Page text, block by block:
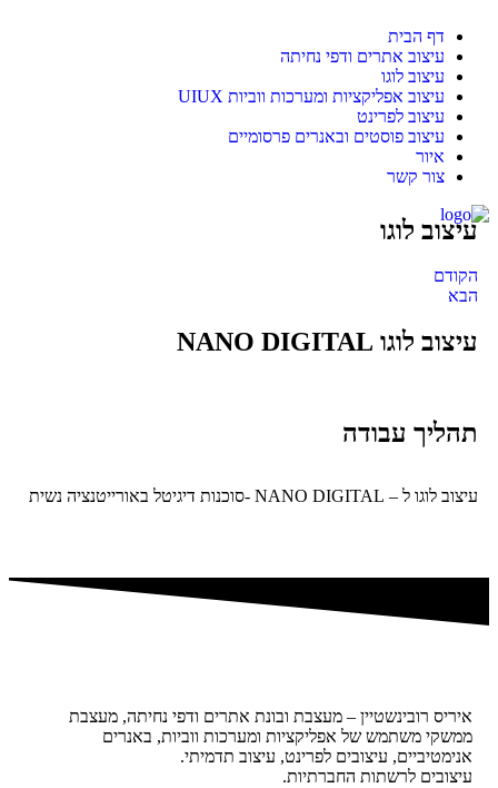
דף הבית
עיצוב אתרים ודפי נחיתה
עיצוב לוגו
עיצוב אפליקציות ומערכות ווביות UIUX​
עיצוב לפרינט
עיצוב פוסטים ובאנרים פרסומיים
איור
צור קשר
עיצוב לוגו
הקודם
הבא
עיצוב לוגו NANO DIGITAL
תהליך עבודה
עיצוב לוגו ל – NANO DIGITAL -סוכנות דיגיטל באורייטנציה נשית
איריס רובינשטיין – מעצבת ובונת אתרים ודפי נחיתה, מעצבת
ממשקי משתמש של אפליקציות ומערכות ווביות, באנרים
אנימטיביים, עיצובים לפרינט, עיצוב תדמיתי.
עיצובים לרשתות החברתיות.